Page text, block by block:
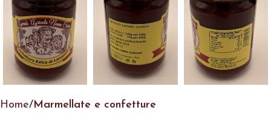
Home Marmellate e confetture